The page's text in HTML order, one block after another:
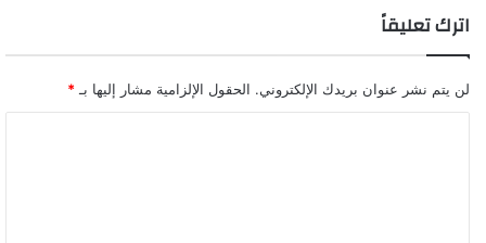
اترك تعليقاً
لن يتم نشر عنوان بريدك الإلكتروني. الحقول الإلزامية مشار إليها بـ *